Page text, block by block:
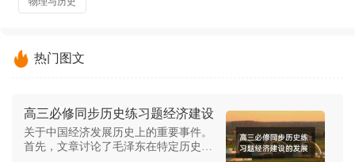
热门图文
高三必修同步历史练习题经济建设
的发展
关于中国经济发展历史上的重要事件。
首先，文章讨论了毛泽东在特定历史时